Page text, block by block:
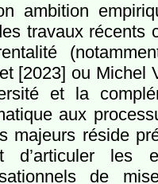
ambition
travaux récents
[2023] ou Michel
et la
aux
majeurs réside
d’articuler les
de